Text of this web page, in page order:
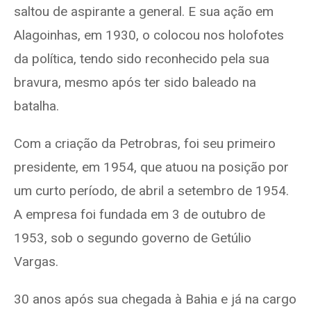
saltou de aspirante a general. E sua ação em
Alagoinhas, em 1930, o colocou nos holofotes
da política, tendo sido reconhecido pela sua
bravura, mesmo após ter sido baleado na
batalha.
Com a criação da Petrobras, foi seu primeiro
presidente, em 1954, que atuou na posição por
um curto período, de abril a setembro de 1954.
A empresa foi fundada em 3 de outubro de
1953, sob o segundo governo de Getúlio
Vargas.
30 anos após sua chegada à Bahia e já na cargo